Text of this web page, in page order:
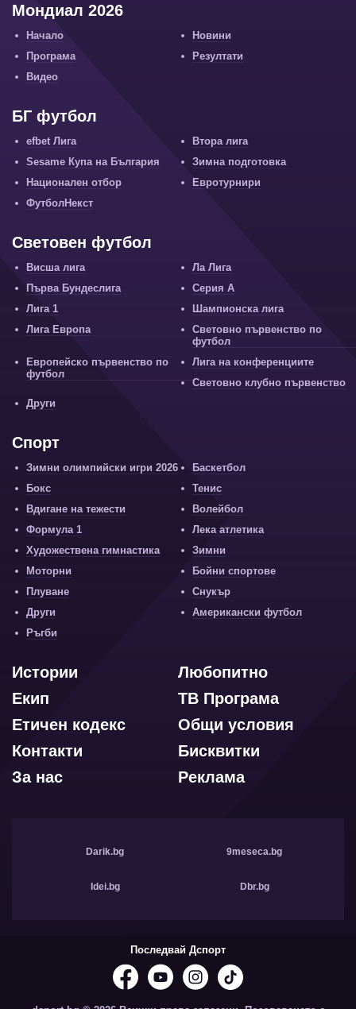
Мондиал 2026
Начало
Новини
Програма
Резултати
Видео
БГ футбол
efbet Лига
Втора лига
Sesame Купа на България
Зимна подготовка
Национален отбор
Евротурнири
ФутболНекст
Световен футбол
Висша лига
Ла Лига
Първа Бундеслига
Серия А
Лига 1
Шампионска лига
Лига Европа
Световно първенство по
футбол
Европейско първенство по
футбол
Лига на конференциите
Световно клубно първенство
Други
Спорт
Зимни олимпийски игри 2026
Баскетбол
Бокс
Тенис
Вдигане на тежести
Волейбол
Формула 1
Лека атлетика
Художествена гимнастика
Зимни
Моторни
Бойни спортове
Плуване
Снукър
Други
Американски футбол
Ръгби
Любопитно
Истории
ТВ Програма
Екип
Общи условия
Етичен кодекс
Бисквитки
Контакти
Реклама
За нас
Darik.bg 9meseca.bg
Idei.bg Dbr.bg
Последвай Дспорт